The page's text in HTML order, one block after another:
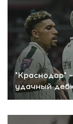
"Краснодар"
удачный